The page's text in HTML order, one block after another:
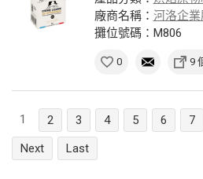
廠商名稱： 河洛企業
攤位號碼：M806
0 9
1 2 3 4 5 6 7
Next
Last